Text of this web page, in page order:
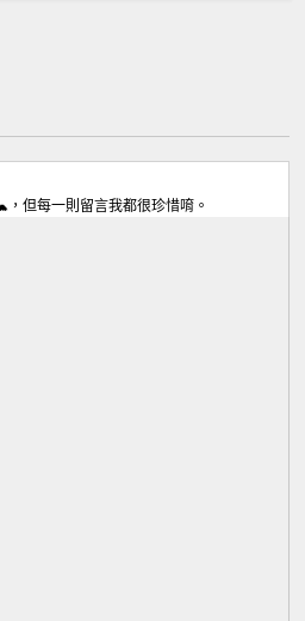
但每一則留言我都很珍惜唷。